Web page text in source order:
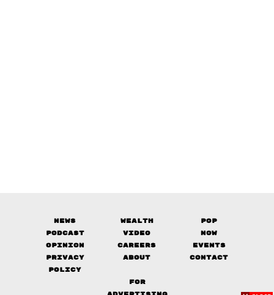
News Wealth
Pop
Podcast
Video
Now
Opinion
Careers
Events
Privacy
Policy
About Contact
FOR